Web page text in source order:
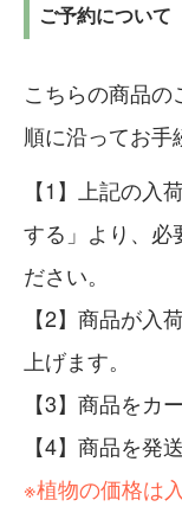
ご予約について
こちらの商品
順に沿ってお手
上記の入
する」より、必
ださい。
商品が入
上げます。
商品をカ
商品を発
※植物の価格は